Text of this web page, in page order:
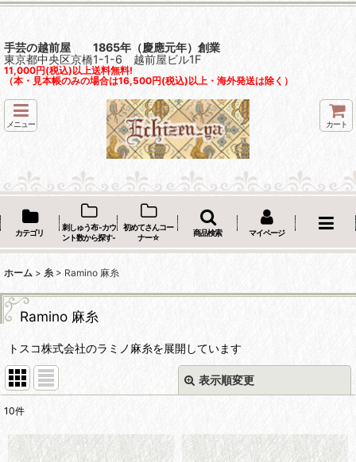
手芸の越前屋 1865年（慶應元年）創業
東京都中央区京橋1-1-6 越前屋ビル1F
11,000円(税込)以上送料無料!
（本・見本帳のみの場合は16,500円(税込)以上・海外発送は除く）
メニュー カート
カテゴリ
刺しゅう布 -カウ
ント数から探す-
初めてさんコー
ナー☆
商品検索 マイページ
ホーム > 糸 > Ramino 麻糸
Ramino 麻糸
トスコ株式会社のラミノ麻糸を展開しています
表示順変更
10件